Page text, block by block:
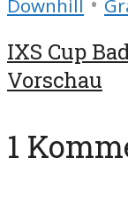
Downhill
IXS Cup
Vorschau
1